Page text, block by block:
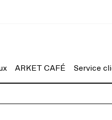
ARKET CAFÉ Service